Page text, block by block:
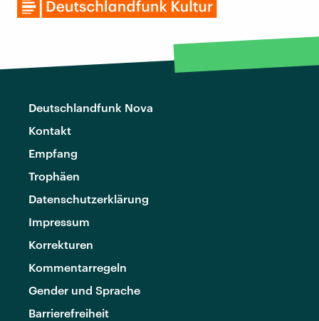
Deutschlandfunk Nova
Kontakt
Empfang
Trophäen
Datenschutzerklärung
Impressum
Korrekturen
Kommentarregeln
Gender und Sprache
Barrierefreiheit